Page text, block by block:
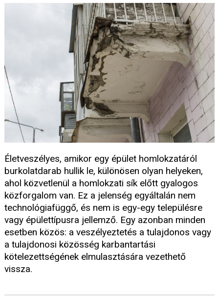
Életveszélyes, amikor egy épület homlokzatáról
burkolatdarab hullik le, különösen olyan helyeken,
ahol közvetlenül a homlokzati sík előtt gyalogos
közforgalom van. Ez a jelenség egyáltalán nem
technológiafüggő, és nem is egy-egy településre
vagy épülettípusra jellemző. Egy azonban minden
esetben közös: a veszélyeztetés a tulajdonos vagy
a tulajdonosi közösség karbantartási
kötelezettségének elmulasztására vezethető
vissza.